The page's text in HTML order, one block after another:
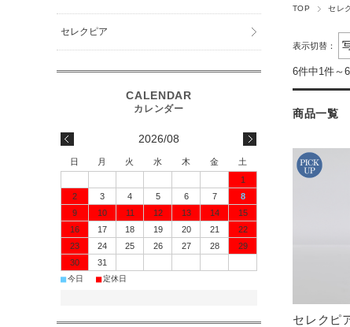
TOP セレ
表示切替：
6件中1件～
商品一覧
セレクピ
セレクピア
2026/08
日 月 火 水 木 金
土
1
2
3 4 5 6 7
8
9
10 11 12 13 14
15
16
17 18 19 20 21
22
23
24 25 26 27 28
29
30
31
■今日 ■定休日